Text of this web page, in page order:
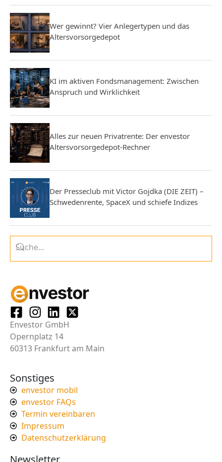
Wer gewinnt? Vier Anlegertypen und das
Altersvorsorgedepot
KI im aktiven Fondsmanagement: Zwischen
Anspruch und Wirklichkeit
Alles zur neuen Privatrente: Der envestor
Altersvorsorgedepot-Rechner
Der Presseclub mit Victor Gojdka (DIE ZEIT) –
Schwedenrente, SpaceX und schiefe Indizes
Envestor GmbH
Opernplatz 14
60313 Frankfurt am Main
Sonstiges
envestor mobil
envestor FAQs
Termin vereinbaren
Impressum
Datenschutzerklärung
Newsletter